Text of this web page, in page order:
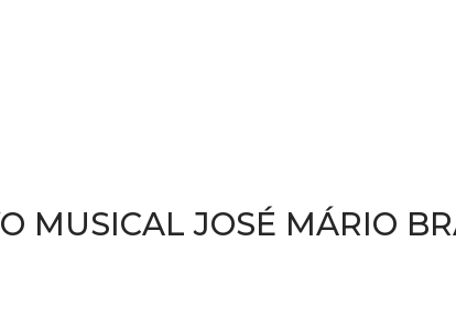
MUSICAL JOSÉ MÁRIO